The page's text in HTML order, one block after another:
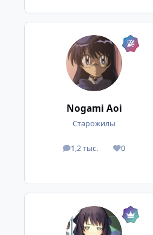
Nogami Aoi
Старожилы
1,2 тыс.
посты 0
Репутация